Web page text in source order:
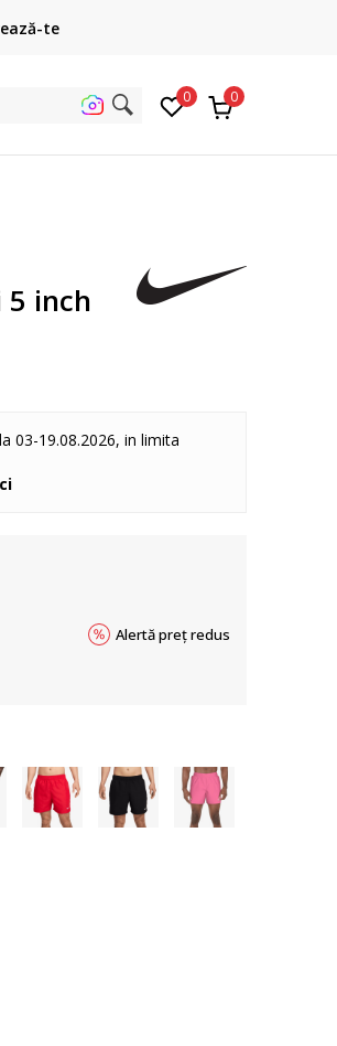
plateste mai târziu
card de credit cu Klarna
te
0 0
inch
03-19.08.2026, in limita
Alertă preț redus